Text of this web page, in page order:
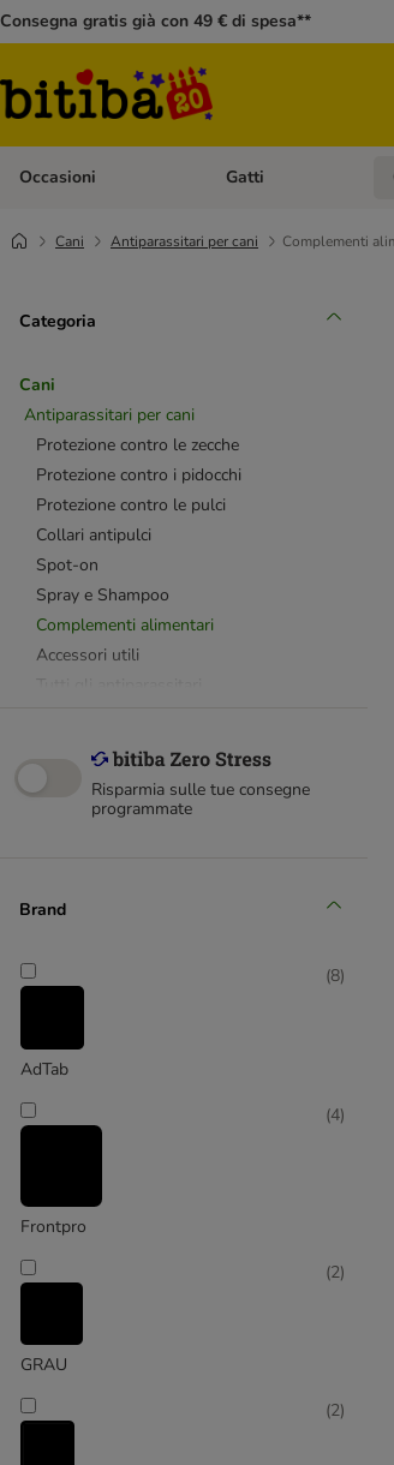
Consegna gratis già con 49 € di spesa**
Occasioni Apri Menù Categoria:
Gatti
Cani Antiparassitari per cani Complementi
Categoria
Cani
Antiparassitari per cani
Protezione contro le zecche
Protezione contro i pidocchi
Protezione contro le pulci
Collari antipulci
Spot-on
Spray e Shampoo
Complementi alimentari
Accessori utili
Seresto
Risparmia sulle tue consegne
programmate
Brand
AdTab
(8)
Frontpro
(4)
GRAU
(2)
(2)